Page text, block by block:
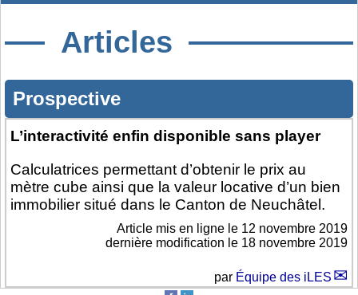
Articles
Prospective
L’interactivité enfin disponible sans player
Calculatrices permettant d’obtenir le prix au
mètre cube ainsi que la valeur locative d’un bien
immobilier situé dans le Canton de Neuchâtel.
Article mis en ligne le 12 novembre 2019
dernière modification le 18 novembre 2019
par Équipe des iLES